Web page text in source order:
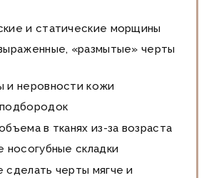
и статические морщины
«размытые» черты
и неровности кожи
в тканях из-за возраста
носогубные складки
сделать черты мягче и